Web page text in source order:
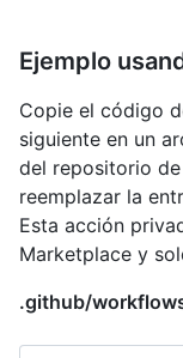
Ejemplo
Copie el código
siguiente en un
del repositorio
reemplazar la
Esta acción
Marketplace y
.github/